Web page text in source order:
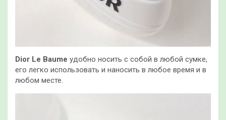
Dior Le Baume удобно носить с собой в любой сумке,
его легко использовать и наносить в любое время и в
любом месте.